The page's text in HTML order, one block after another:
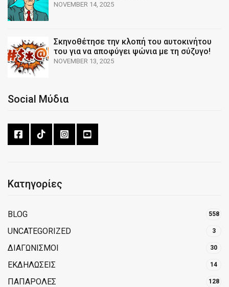
NOVEMBER 14, 2025
Σκηνοθέτησε την κλοπή του αυτοκινήτου
του για να αποφύγει ψώνια με τη σύζυγο!
NOVEMBER 13, 2025
Social Μύδια
Κατηγορίες
BLOG 558
UNCATEGORIZED 3
ΔΙΑΓΩΝΙΣΜΟΙ 30
ΕΚΔΗΛΩΣΕΙΣ 14
ΠΑΠΑΡΟΛΕΣ 128